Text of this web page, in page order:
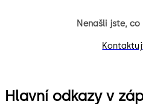
Nenašli jste,
Hlavní odkazy v